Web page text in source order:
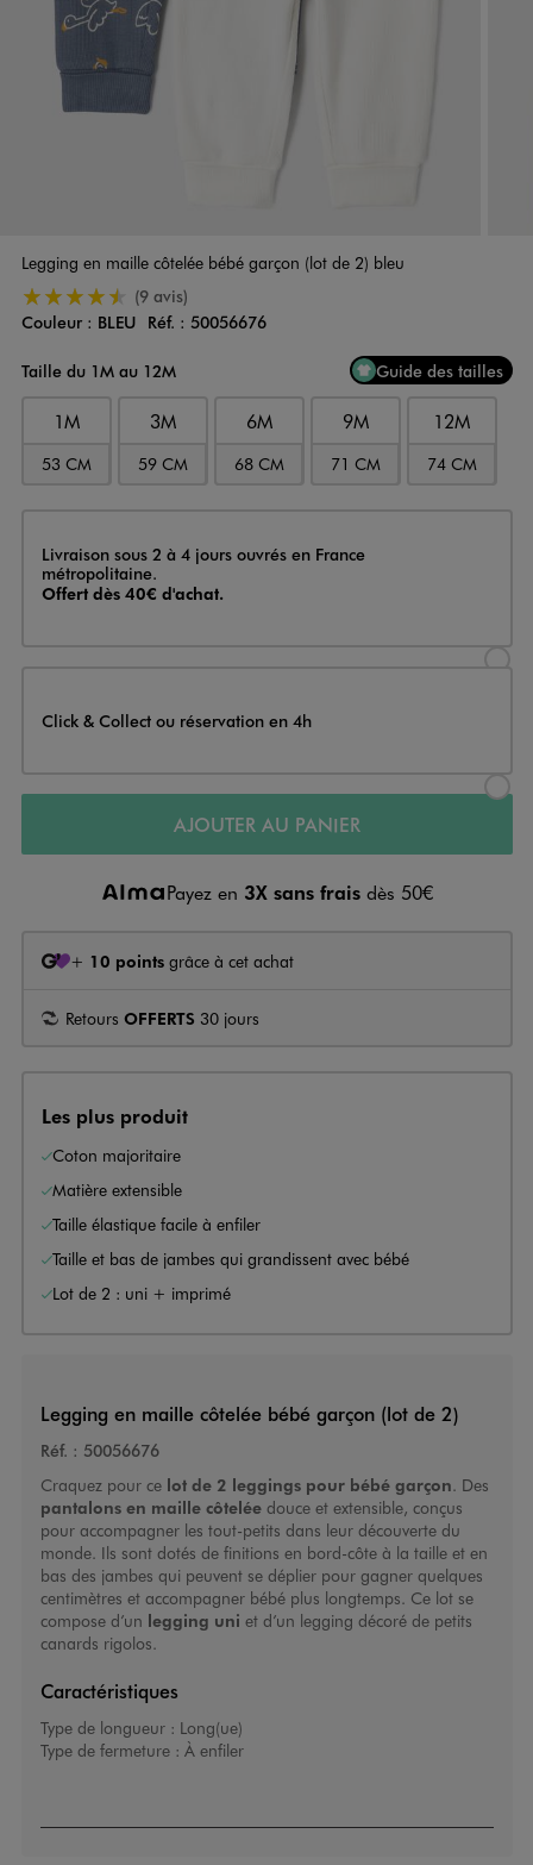
Legging en maille côtelée bébé garçon (lot de 2) bleu
4.5/5 de moyenne
(9 avis)
Couleur
Couleur : BLEU Réf. : 50056676
Taille du 1M au 12M
Guide des tailles
1M
53 CM
3M
59 CM
6M
68 CM
9M
71 CM
12M
74 CM
Livraison
Livraison sous 2 à 4 jours ouvrés en France
métropolitaine.
Offert dès 40€ d'achat.
Click & Collect ou réservation en 4h
AJOUTER AU PANIER
Payez en 3X sans frais dès 50€
+ 10 points grâce à cet achat
Retours OFFERTS 30 jours
Les plus produit
Coton majoritaire
Matière extensible
Taille élastique facile à enfiler
Taille et bas de jambes qui grandissent avec bébé
Lot de 2 : uni + imprimé
Legging en maille côtelée bébé garçon (lot de 2)
Réf. : 50056676
Craquez pour ce lot de 2 leggings pour bébé garçon. Des
pantalons en maille côteléedouce et extensible, conçus
pour accompagner les tout-petits dans leur découverte du
monde. Ils sont dotés de finitions en bord-côte à la taille et en
bas des jambes qui peuvent se déplier pour gagner quelques
centimètres et accompagner bébé plus longtemps. Ce lot se
compose d’un legging uni et d’un legging décoré de petits
canards rigolos.
Caractéristiques
Type de longueur : Long(ue)
Type de fermeture : À enfiler